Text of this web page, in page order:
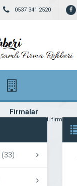
0537 341 2520
Firmalar
Yüzlerce kayıtlı firma
(33)